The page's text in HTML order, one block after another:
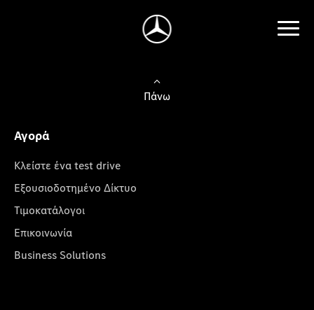
Πάνω
Αγορά
Κλείστε ένα test drive
Εξουσιοδοτημένο Δίκτυο
Τιμοκατάλογοι
Επικοινωνία
Business Solutions